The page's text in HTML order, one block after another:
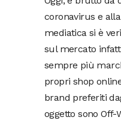
coronavirus e
mediatica si è
sul mercato
sempre più
propri shop
brand preferiti
oggetto sono Off-